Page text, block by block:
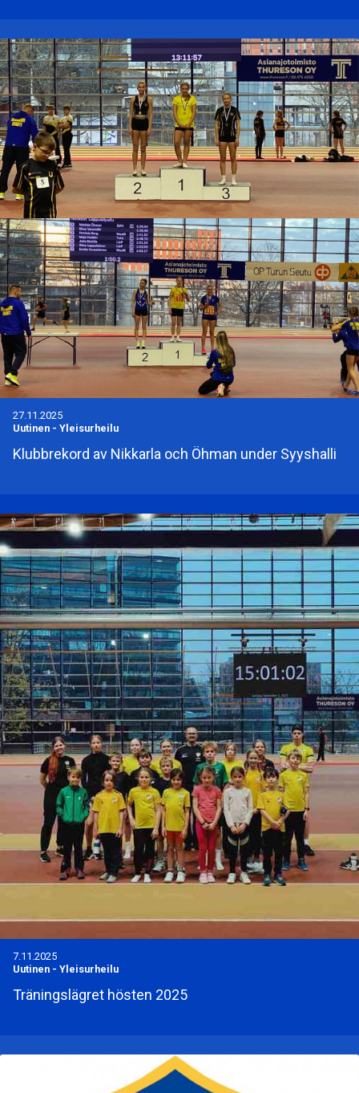
27.11.2025
Uutinen - Yleisurheilu
Klubbrekord av Nikkarla och Öhman under Syyshalli
7.11.2025
Uutinen - Yleisurheilu
Träningslägret hösten 2025